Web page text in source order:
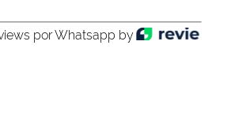
por Whatsapp by